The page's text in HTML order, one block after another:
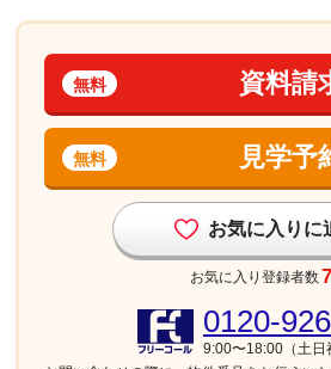
資料請
無料
見学予
無料
お気に入りに
お気に入り登録者数7
0120-
9:00〜18:00（土日